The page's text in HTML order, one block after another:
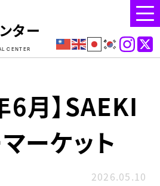
ター
CENTER
6月】SAEKI
ーケット
2026.05.10